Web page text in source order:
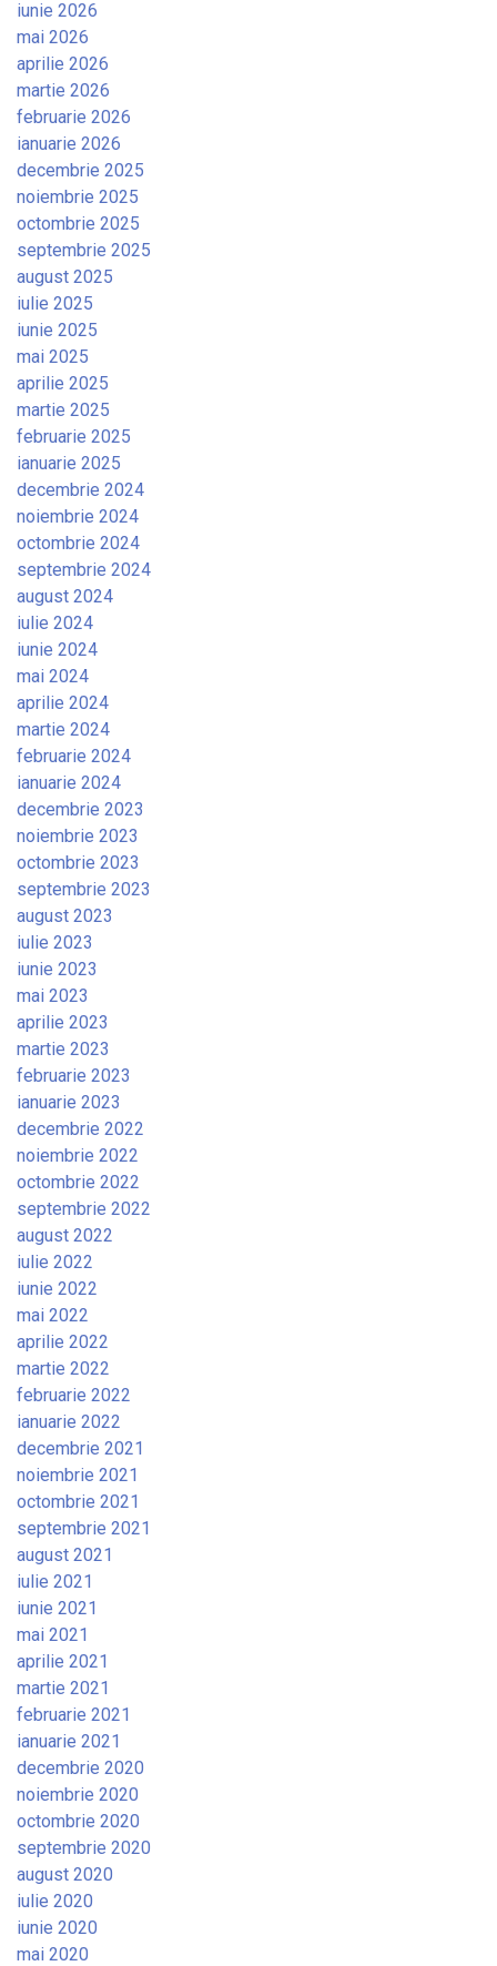
iunie 2026
mai 2026
aprilie 2026
martie 2026
februarie 2026
ianuarie 2026
decembrie 2025
noiembrie 2025
octombrie 2025
septembrie 2025
august 2025
iulie 2025
iunie 2025
mai 2025
aprilie 2025
martie 2025
februarie 2025
ianuarie 2025
decembrie 2024
noiembrie 2024
octombrie 2024
septembrie 2024
august 2024
iulie 2024
iunie 2024
mai 2024
aprilie 2024
martie 2024
februarie 2024
ianuarie 2024
decembrie 2023
noiembrie 2023
octombrie 2023
septembrie 2023
august 2023
iulie 2023
iunie 2023
mai 2023
aprilie 2023
martie 2023
februarie 2023
ianuarie 2023
decembrie 2022
noiembrie 2022
octombrie 2022
septembrie 2022
august 2022
iulie 2022
iunie 2022
mai 2022
aprilie 2022
martie 2022
februarie 2022
ianuarie 2022
decembrie 2021
noiembrie 2021
octombrie 2021
septembrie 2021
august 2021
iulie 2021
iunie 2021
mai 2021
aprilie 2021
martie 2021
februarie 2021
ianuarie 2021
decembrie 2020
noiembrie 2020
octombrie 2020
septembrie 2020
august 2020
iulie 2020
iunie 2020
mai 2020